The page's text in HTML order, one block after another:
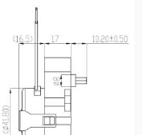
Carton, taille: 52X36X36CM; 100